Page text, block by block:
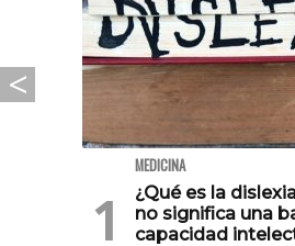
MEDICINA
¿Qué es la
no significa una
capacidad